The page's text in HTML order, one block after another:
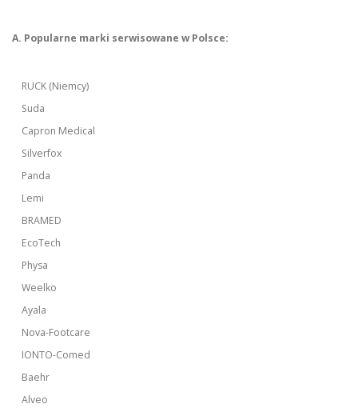
A. Popularne marki serwisowane w Polsce:
RUCK (Niemcy)
Suda
Capron Medical
Silverfox
Panda
Lemi
BRAMED
EcoTech
Physa
Weelko
Ayala
Nova-Footcare
IONTO-Comed
Baehr
Alveo